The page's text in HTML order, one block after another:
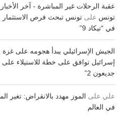
عقبة الرحلات غير المباشرة - آخر
تونس على تونس تبحث فرص الاستثمار
في “تيكاد 9”
الجيش الإسرائيلي يبدأ هجومه على
إسرائيل توافق على خطة للاستيلاء
جديعون 2”
علي على الموز مهدد بالانقراض: تغير
في العالم